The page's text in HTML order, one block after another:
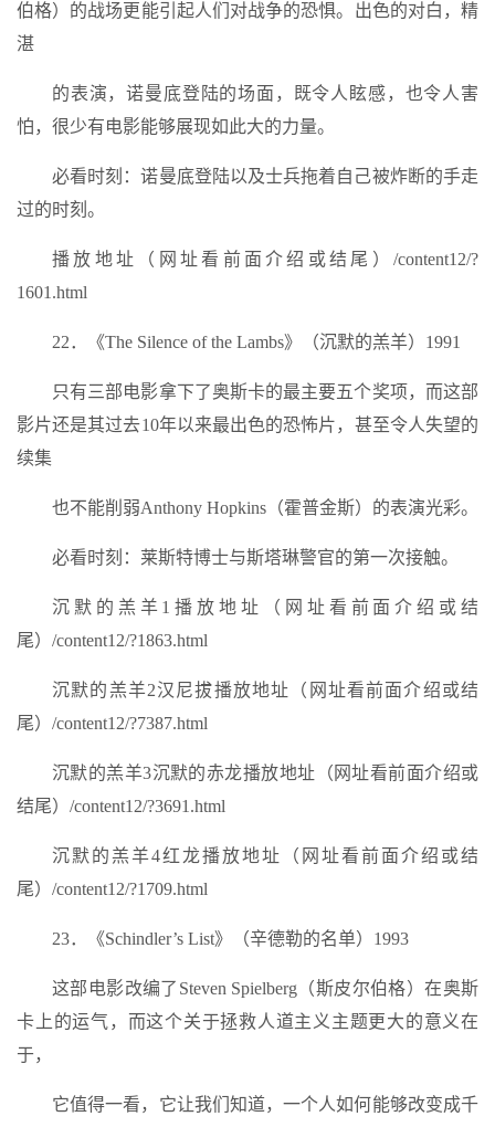
伯格）的战场更能引起人们对战争的恐惧。出色的对白，精
湛
的表演，诺曼底登陆的场面，既令人眩感，也令人害
怕，很少有电影能够展现如此大的力量。
必看时刻：诺曼底登陆以及士兵拖着自己被炸断的手走
过的时刻。
播放地址（网址看前面介绍或结尾）/content12/?
1601.html
22．《The Silence of the Lambs》（沉默的羔羊）1991
只有三部电影拿下了奥斯卡的最主要五个奖项，而这部
影片还是其过去10年以来最出色的恐怖片，甚至令人失望的
续集
也不能削弱Anthony Hopkins（霍普金斯）的表演光彩。
必看时刻：莱斯特博士与斯塔琳警官的第一次接触。
沉默的羔羊1播放地址（网址看前面介绍或结
尾）/content12/?1863.html
沉默的羔羊2汉尼拔播放地址（网址看前面介绍或结
尾）/content12/?7387.html
沉默的羔羊3沉默的赤龙播放地址（网址看前面介绍或
结尾）/content12/?3691.html
沉默的羔羊4红龙播放地址（网址看前面介绍或结
尾）/content12/?1709.html
23．《Schindler’s List》（辛德勒的名单）1993
这部电影改编了Steven Spielberg（斯皮尔伯格）在奥斯
卡上的运气，而这个关于拯救人道主义主题更大的意义在
于，
它值得一看，它让我们知道，一个人如何能够改变成千